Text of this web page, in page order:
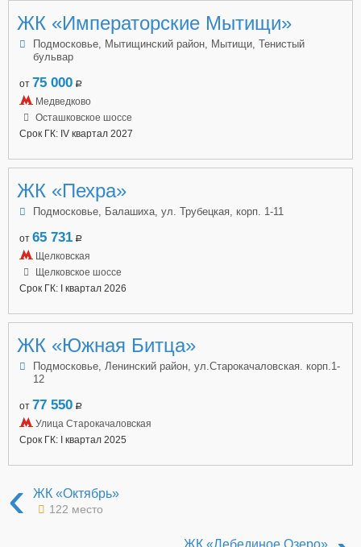
ЖК «Императорские Мытищи»
Подмосковье, Мытищинский район, Мытищи, Тенистый
бульвар
от 75 000 a
Медведково
Осташковское шоссе
Срок ГК: IV квартал 2027
ЖК «Пехра»
Подмосковье, Балашиха, ул. Трубецкая, корп. 1-11
от 65 731 a
Щелковская
Щелковское шоссе
Срок ГК: I квартал 2026
ЖК «Южная Битца»
Подмосковье, Ленинский район, ул.Старокачаловская. корп.1-
12
от 77 550 a
Улица Старокачаловская
Срок ГК: I квартал 2025
‹ ЖК «Октябрь»
122 место
ЖК «Лебединое Озеро»